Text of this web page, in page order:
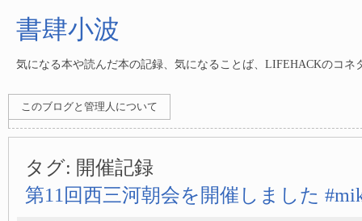
書肆小波
気になる本や読んだ本の記録、気になることば、LIFEHACKのコネ
このブログと管理人について
タグ: 開催記録
第11回西三河朝会を開催しました